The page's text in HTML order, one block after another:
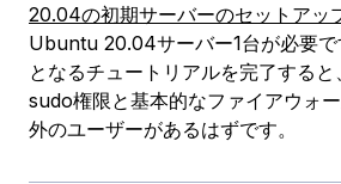
20.04の初期サーバーのセットアッ
Ubuntu 20.04サーバー1台が必要
となるチュートリアルを完了する
sudo権限と基本的なファイアウォ
外のユーザーがあるはずです。